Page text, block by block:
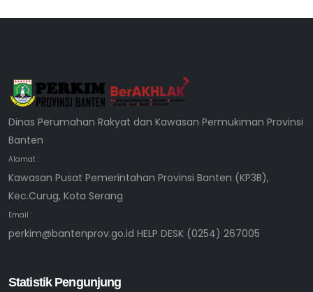
Dinas Perumahan Rakyat dan Kawasan Permukiman Provinsi
Banten
Alamat :
Kawasan Pusat Pemerintahan Provinsi Banten (KP3B),
Kec.Curug, Kota Serang
Email :
perkim@bantenprov.go.id HELP DESK (0254) 267005
Statistik Pengunjung